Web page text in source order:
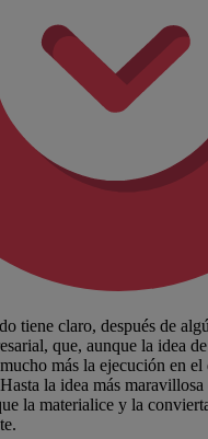
tiene claro, después de
que, aunque la idea
más la ejecución en el
la idea más maravillosa
la materialice y la